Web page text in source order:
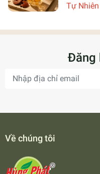
Tự Nhiên
Đăng
Về chúng tôi